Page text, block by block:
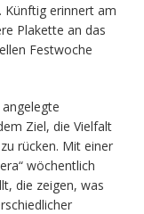
Künftig erinnert am
Plakette an das
Festwoche
Ziel, die Vielfalt
rücken. Mit einer
wöchentlich
die zeigen, was